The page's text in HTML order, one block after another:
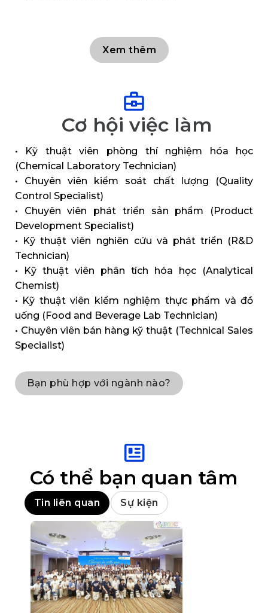
Xem thêm
Cơ hội việc làm
• Kỹ thuật viên phòng thí nghiệm hóa học
(Chemical Laboratory Technician)
• Chuyên viên kiểm soát chất lượng (Quality
Control Specialist)
• Chuyên viên phát triển sản phẩm (Product
Development Specialist)
• Kỹ thuật viên nghiên cứu và phát triển (R&D
Technician)
• Kỹ thuật viên phân tích hóa học (Analytical
Chemist)
• Kỹ thuật viên kiểm nghiệm thực phẩm và đồ
uống (Food and Beverage Lab Technician)
• Chuyên viên bán hàng kỹ thuật (Technical Sales
Specialist)
Bạn phù hợp với ngành nào?
Có thể bạn quan tâm
Tin liên quan Sự kiện